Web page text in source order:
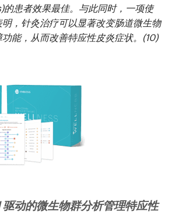
的患者效果最佳。与此同时，一项使
，针灸治疗可以显著改变肠道微生物
能，从而改善特应性皮炎症状。(10)
动的微生物群分析管理特应性